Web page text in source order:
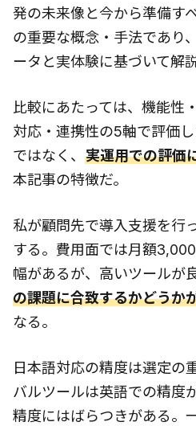
発の未来像と今から準備す
の重要な概念・手法であり
ータと実体験に基づいて解
比較にあたっては、機能性
対応・連携性の5軸で評価
ではなく、 実運用での評価
本記事の特徴だ。
私が顧問先で導入支援を行
する。費用面では月額
幅があるが、高いツールが
の課題に合致するかどうか
なる。
日本語対応の精度は選定の
バルツールは英語での精度
精度にはばらつきがある。